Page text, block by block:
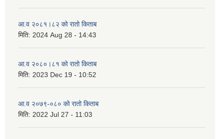
आ.व २०८१।८२ को रातो किताब
मिति: 2024 Aug 28 - 14:43
आ.व २०८०।८१ को रातो किताब
मिति: 2023 Dec 19 - 10:52
आ.व २०७९-०८० को रातो किताब
मिति: 2022 Jul 27 - 11:03